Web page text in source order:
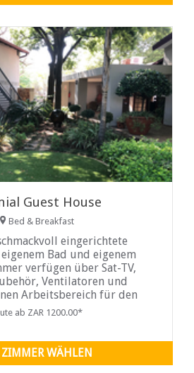
Guest House
Bed & Breakfast
eingerichtete
Bad und eigenem
verfügen über Sat-TV,
Ventilatoren und
Arbeitsbereich für den
sind auch WLAN-fähig.
ab ZAR 1200.00*
WÄHLEN